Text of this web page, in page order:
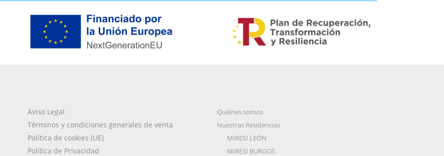
Aviso Legal
Términos y condiciones generales de venta
Política de cookies (UE)
Política de Privacidad
Quiénes somos
Nuestras Residencias
MIRESI LEÓN
MIRESI BURGOS